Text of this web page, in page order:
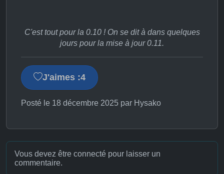
C'est tout pour la 0.10 ! On se dit à dans quelques
jours pour la mise à jour 0.11.
J'aimes :4
Posté le 18 décembre 2025 par Hysako
Vous devez être connecté pour laisser un
commentaire.